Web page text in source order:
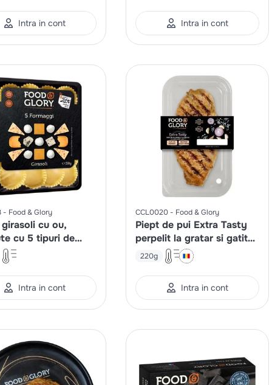
Intra in cont Intra in cont
Food & Glory
cu ou,
cu 5 tipuri de
Intra in cont
CCL0020 Food & Glory
Piept de pui Extra Tasty
perpelit la gratar si gatit
lent
220g
Intra in cont